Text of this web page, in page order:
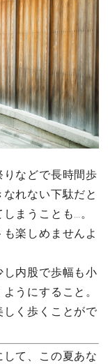
などで長時間歩
れない下駄だと
まうことも…。
楽しめませんよ
内股で歩幅も小
うにすること。
く歩くことがで
て、この夏あな